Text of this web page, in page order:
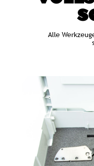
Alle